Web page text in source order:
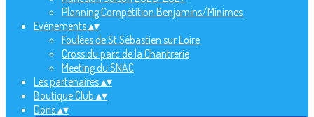
Planning Compétition Benjamins/Minimes
Evènements▴▾
Foulées de St Sébastien sur Loire
Cross du parc de la Chantrerie
Meeting du SNAC
Les partenaires▴▾
Boutique Club ▴▾
Dons▴▾